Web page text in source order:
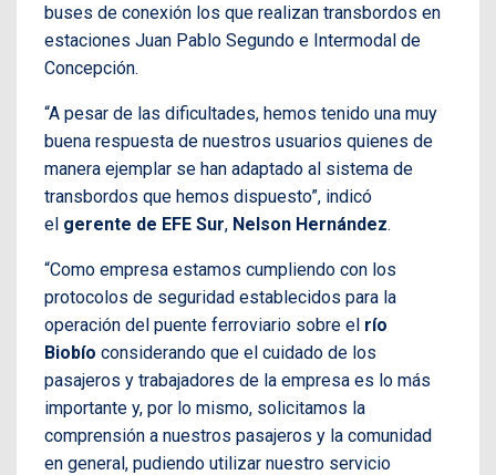
buses de conexión los que realizan transbordos en
estaciones Juan Pablo Segundo e Intermodal de
Concepción.
“A pesar de las dificultades, hemos tenido una muy
buena respuesta de nuestros usuarios quienes de
manera ejemplar se han adaptado al sistema de
transbordos que hemos dispuesto”, indicó
el gerente de EFE Sur, Nelson Hernández.
“Como empresa estamos cumpliendo con los
protocolos de seguridad establecidos para la
operación del puente ferroviario sobre el río
Biobío considerando que el cuidado de los
pasajeros y trabajadores de la empresa es lo más
importante y, por lo mismo, solicitamos la
comprensión a nuestros pasajeros y la comunidad
en general, pudiendo utilizar nuestro servicio